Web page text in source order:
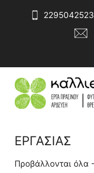
2295042523
Μενού
ΕΡΓΑΣΙΑΣ
Προβάλλονται όλα
Sorted
latest